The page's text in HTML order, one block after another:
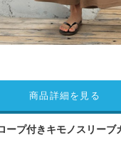
ープ付きキモノスリーブ
商品詳細を見る